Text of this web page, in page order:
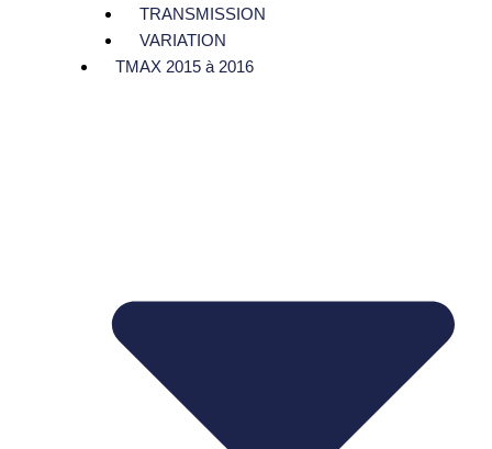
TRANSMISSION
VARIATION
TMAX 2015 à 2016